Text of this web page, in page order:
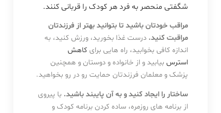
شگفتی منحصر به فرد هر کودک را قربانی کنند.
مراقب خودتان باشید تا بتوانید بهتر از فرزندتان
مراقبت کنید. درست غذا بخورید، ورزش کنید، به
اندازه کافی بخوابید، راه هایی برای کاهش
استرسبیابید و از خانواده و دوستان و همچنین
پزشک و معلمان فرزندتان حمایت رو در رو بخواهید.
ساختار را ایجاد کنید و به آن پایبند باشید. با پیروی
از برنامه های روزمره، ساده کردن برنامه کودک و